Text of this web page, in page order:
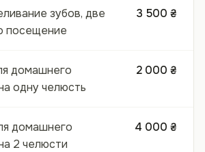
зубов, две
посещение
3 500 ₴
домашнего
одну челюсть
2 000 ₴
домашнего
2 челюсти
4 000 ₴